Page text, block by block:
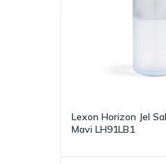
Lexon Horizon Jel
Mavi LH91LB1